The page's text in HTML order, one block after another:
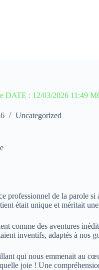
: 12/03/2026 11:49
Uncategorized
professionnel de la parole
était unique et méritait
comme des aventures
inventifs, adaptés à nos
qui nous emmenait au
joie ! Une